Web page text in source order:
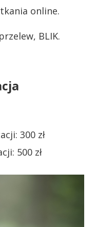
online.
BLIK.
300 zł
500 zł